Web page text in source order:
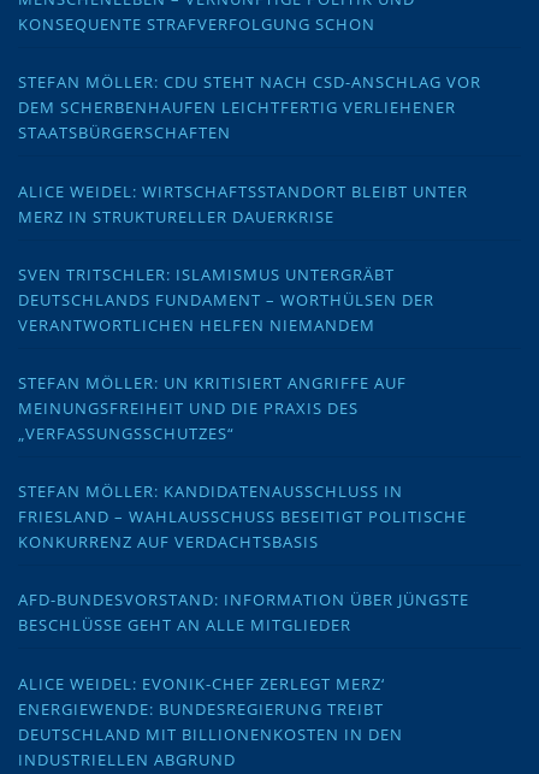
KONSEQUENTE STRAFVERFOLGUNG SCHON
STEFAN MÖLLER: CDU STEHT NACH CSD-ANSCHLAG VOR
DEM SCHERBENHAUFEN LEICHTFERTIG VERLIEHENER
STAATSBÜRGERSCHAFTEN
ALICE WEIDEL: WIRTSCHAFTSSTANDORT BLEIBT UNTER
MERZ IN STRUKTURELLER DAUERKRISE
SVEN TRITSCHLER: ISLAMISMUS UNTERGRÄBT
DEUTSCHLANDS FUNDAMENT – WORTHÜLSEN DER
VERANTWORTLICHEN HELFEN NIEMANDEM
STEFAN MÖLLER: UN KRITISIERT ANGRIFFE AUF
MEINUNGSFREIHEIT UND DIE PRAXIS DES
„VERFASSUNGSSCHUTZES“
STEFAN MÖLLER: KANDIDATENAUSSCHLUSS IN
FRIESLAND – WAHLAUSSCHUSS BESEITIGT POLITISCHE
KONKURRENZ AUF VERDACHTSBASIS
AFD-BUNDESVORSTAND: INFORMATION ÜBER JÜNGSTE
BESCHLÜSSE GEHT AN ALLE MITGLIEDER
ALICE WEIDEL: EVONIK-CHEF ZERLEGT MERZ‘
ENERGIEWENDE: BUNDESREGIERUNG TREIBT
DEUTSCHLAND MIT BILLIONENKOSTEN IN DEN
INDUSTRIELLEN ABGRUND